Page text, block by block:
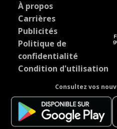
À propos
Carrières
Publicités
Politique de
confidentialité
Condition d'utilisation
Consultez vos